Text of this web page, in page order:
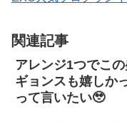
関連記事
アレンジ1つでこ
ギョンスも嬉しか
って言いたい🥹